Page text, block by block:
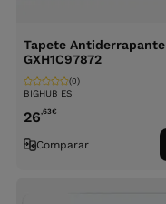
Tapete Antiderrapante
GXH1C97872
BIGHUB ES
(0)
26,63€
Comparar